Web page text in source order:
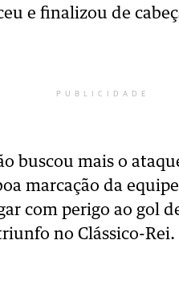
e finalizou de
PUBLICIDADE
buscou mais o
marcação da
com perigo ao gol
no Clássico-Rei.